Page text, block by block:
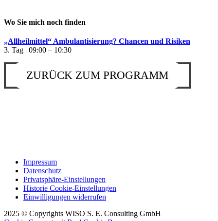
Wo Sie mich noch finden
„Allheilmittel“ Ambulantisierung? Chancen und Risiken
3. Tag | 09:00 – 10:30
ZURÜCK ZUM PROGRAMM
Impressum
Datenschutz
Privatsphäre-Einstellungen
Historie Cookie-Einstellungen
Einwilligungen widerrufen
2025 © Copyrights WISO S. E. Consulting GmbH